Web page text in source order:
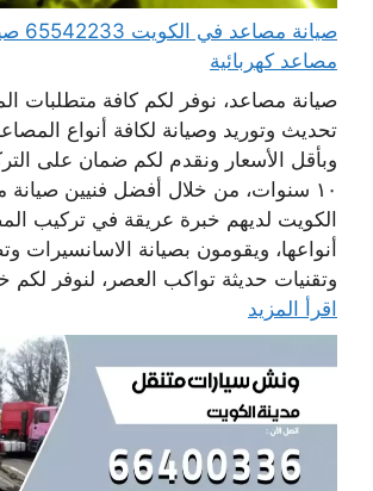
صيانة
مصاعد كهربائية
صيانة مصاعد، نوفر لكم كافة متطلبات
تحديث وتوريد وصيانة لكافة أنواع
وبأقل الأسعار ونقدم لكم ضمان على
١٠ سنوات، من خلال أفضل فنيين
الكويت لديهم خبرة عريقة في تركيب
أنواعها، ويقومون بصيانة الاسانسيرات
وتقنيات حديثة تواكب العصر، لنوفر
اقرأ المزيد